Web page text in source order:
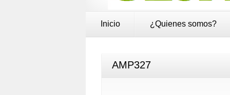
Inicio ¿Quienes somos?
AMP327